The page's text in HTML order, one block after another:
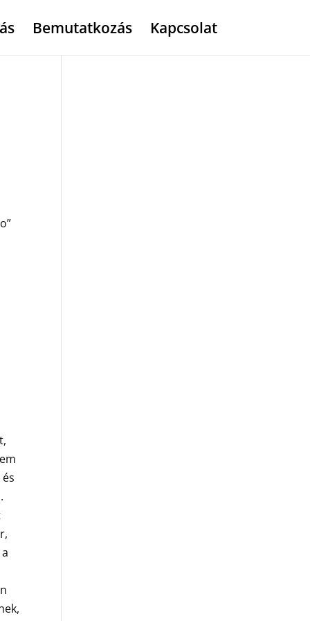
Bemutatkozás Kapcsolat